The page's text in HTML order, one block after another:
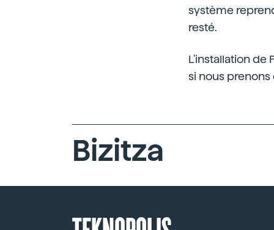
système
resté.
L'installation de
si nous
Bizitza